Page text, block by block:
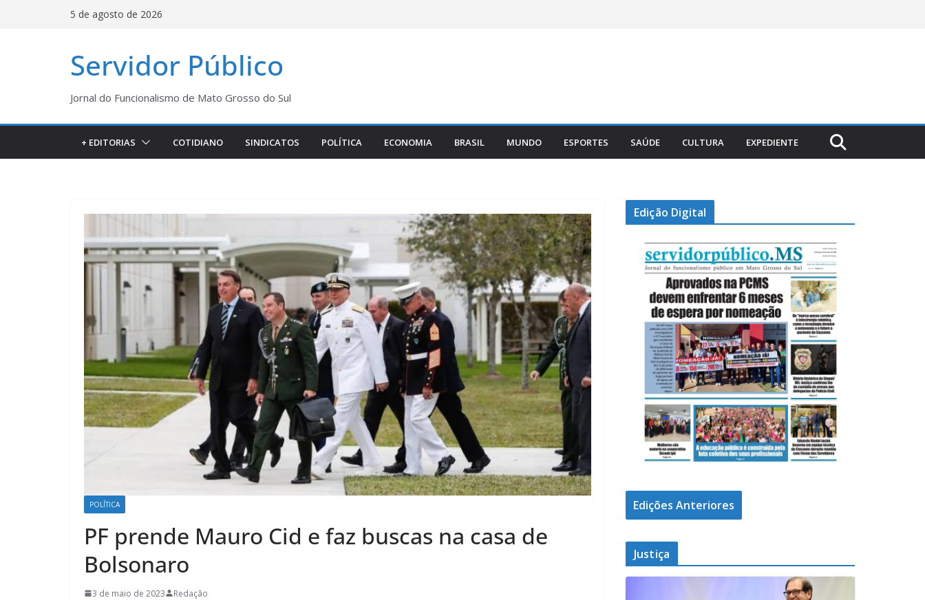
5 de agosto de 2026
Servidor Público
Jornal do Funcionalismo de Mato Grosso do Sul
+ EDITORIAS COTIDIANO SINDICATOS POLÍTICA ECONOMIA BRASIL MUNDO ESPORTES SAÚDE CULTURA EXPEDIENTE
POLÍTICA
PF prende Mauro Cid e faz buscas na casa de
Bolsonaro
3 de maio de 2023 Redação
Edição Digital
Edições Anteriores
Justiça